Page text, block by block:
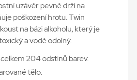
uzávěr pevně drží na
poškození hrotu. Twin
na bázi alkoholu, který je
a vodě odolný.
204 odstínů barev.
tělo.